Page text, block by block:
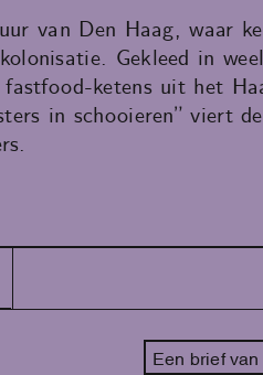
van Den Haag, waar
Gekleed in
ketens uit het
in schooieren” viert
Een brief